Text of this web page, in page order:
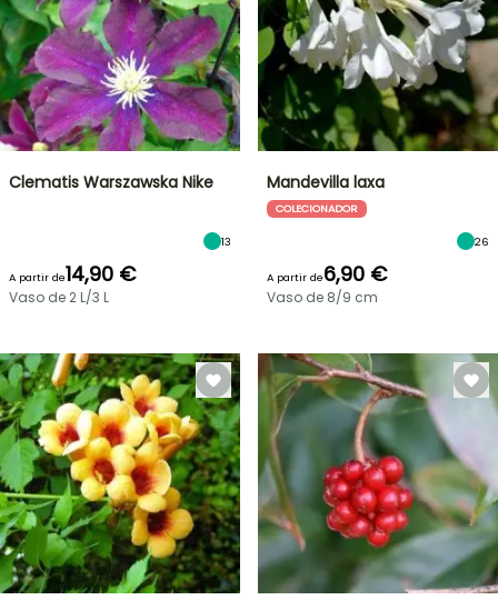
Clematis Warszawska Nike
13
A partir de14,90 €
Vaso de 2 L/3 L
Mandevilla laxa
COLECIONADOR
26
A partir de6,90 €
Vaso de 8/9 cm